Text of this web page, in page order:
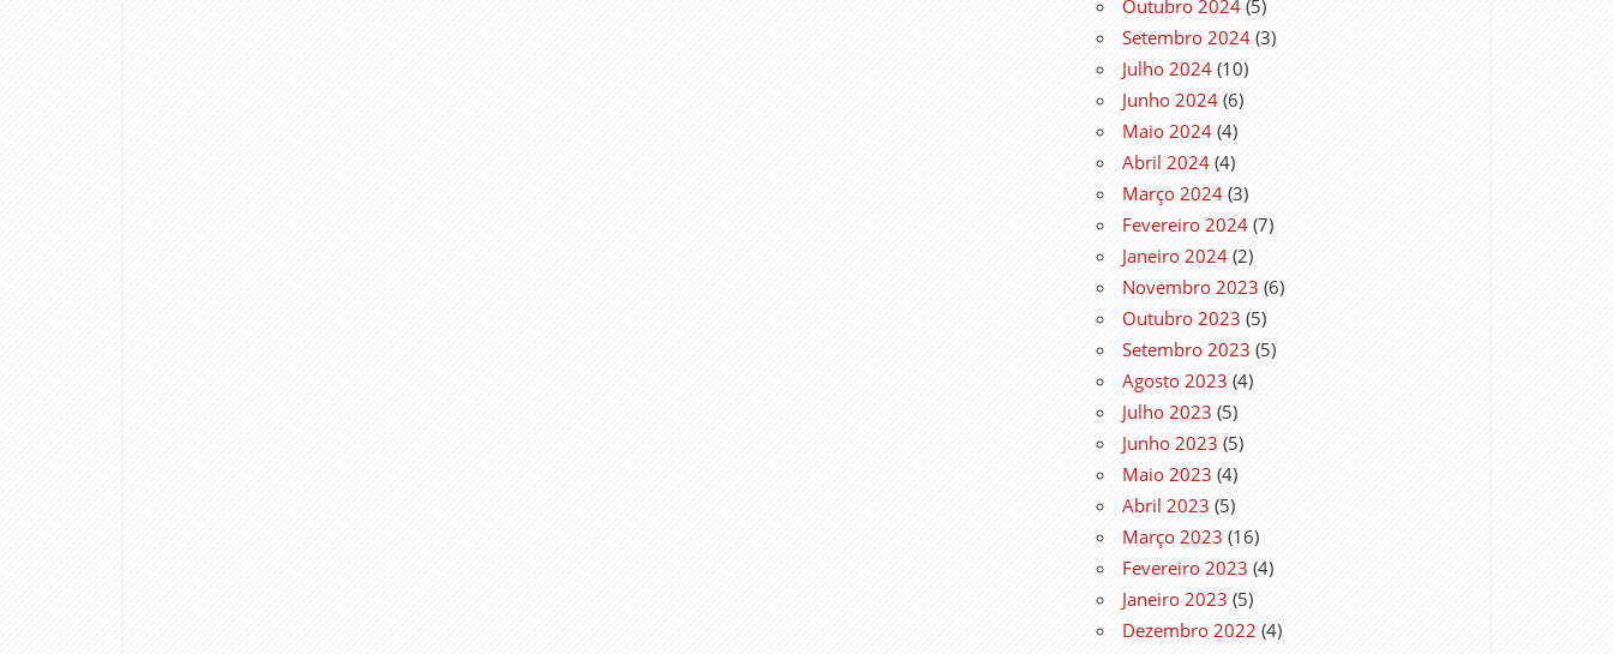
Outubro 2024 (5)
Setembro 2024 (3)
Julho 2024 (10)
Junho 2024 (6)
Maio 2024 (4)
Abril 2024 (4)
Março 2024 (3)
Fevereiro 2024 (7)
Janeiro 2024 (2)
Novembro 2023 (6)
Outubro 2023 (5)
Setembro 2023 (5)
Agosto 2023 (4)
Julho 2023 (5)
Junho 2023 (5)
Maio 2023 (4)
Abril 2023 (5)
Março 2023 (16)
Fevereiro 2023 (4)
Janeiro 2023 (5)
Dezembro 2022 (4)